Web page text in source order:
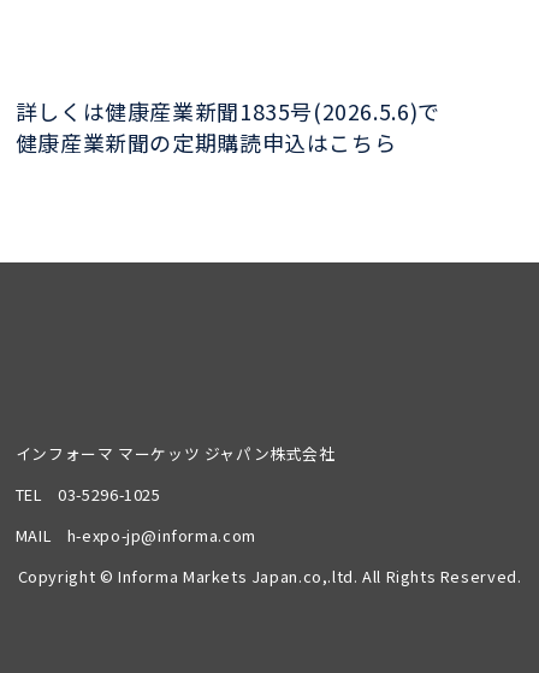
詳しくは健康産業新聞1835号(2026.5.6)で
健康産業新聞の定期購読申込はこちら
インフォーマ マーケッツ ジャパン株式会社
TEL03-5296-1025
MAIL h-expo-jp@informa.com
Copyright © Informa Markets Japan.co,.ltd. All Rights Reserved.